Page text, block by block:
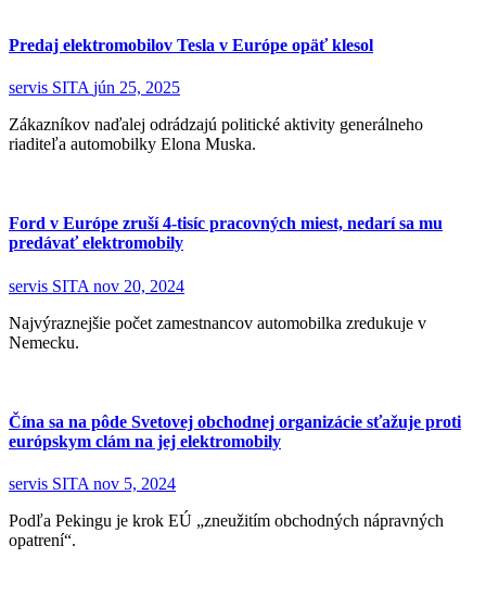
Predaj elektromobilov Tesla v Európe opäť klesol
servis SITA jún 25, 2025
Zákazníkov naďalej odrádzajú politické aktivity generálneho
riaditeľa automobilky Elona Muska.
Ford v Európe zruší 4-tisíc pracovných miest, nedarí sa mu
predávať elektromobily
servis SITA nov 20, 2024
Najvýraznejšie počet zamestnancov automobilka zredukuje v
Nemecku.
Čína sa na pôde Svetovej obchodnej organizácie sťažuje proti
európskym clám na jej elektromobily
servis SITA nov 5, 2024
Podľa Pekingu je krok EÚ „zneužitím obchodných nápravných
opatrení“.